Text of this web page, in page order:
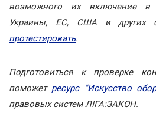
возможного их включение в
Украины, ЕС, США и других
протестировать.
Подготовиться к проверке
поможет ресурс "Искусство
правовых систем ЛІГА:ЗАКОН.